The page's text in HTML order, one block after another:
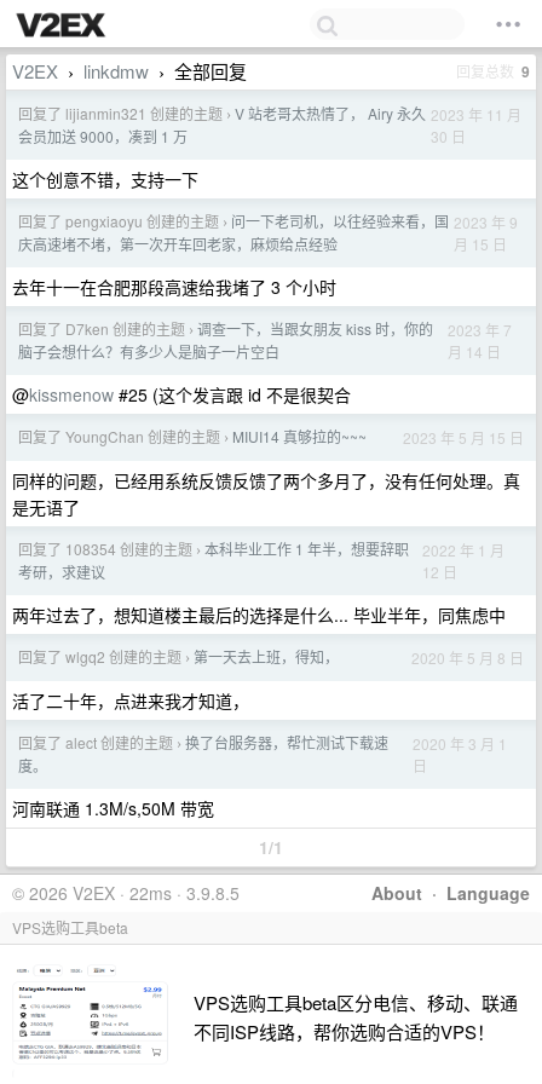
V2EX › linkdmw › 全部回复 回复总数 9
回复了 lijianmin321 创建的主题 › V 站老哥太热情了， Airy 永久
会员加送 9000，凑到 1 万
2023 年 11 月
30 日
这个创意不错，支持一下
回复了 pengxiaoyu 创建的主题 › 问一下老司机，以往经验来看，国
庆高速堵不堵，第一次开车回老家，麻烦给点经验
2023 年 9
月 15 日
去年十一在合肥那段高速给我堵了 3 个小时
回复了 D7ken 创建的主题 › 调查一下，当跟女朋友 kiss 时，你的
脑子会想什么？有多少人是脑子一片空白
2023 年 7
月 14 日
@kissmenow #25 (这个发言跟 id 不是很契合
回复了 YoungChan 创建的主题 › MIUI14 真够拉的~~~ 2023 年 5 月 15 日
同样的问题，已经用系统反馈反馈了两个多月了，没有任何处理。真
是无语了
回复了 108354 创建的主题 › 本科毕业工作 1 年半，想要辞职
考研，求建议
2022 年 1 月
12 日
两年过去了，想知道楼主最后的选择是什么... 毕业半年，同焦虑中
回复了 wlgq2 创建的主题 › 第一天去上班，得知， 2020 年 5 月 8 日
活了二十年，点进来我才知道，
回复了 alect 创建的主题 › 换了台服务器，帮忙测试下载速
度。
2020 年 3 月 1
日
河南联通 1.3M/s,50M 带宽
1/1
About · Language
© 2026 V2EX · 22ms · 3.9.8.5
VPS选购工具beta
VPS选购工具beta区分电信、移动、联通
不同ISP线路，帮你选购合适的VPS！